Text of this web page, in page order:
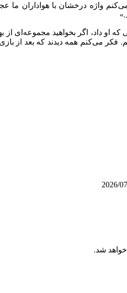
واژه درخشان با هواداران ما
که او داد، اگر بخواهید مجموعه‌ای
فکر می‌کنم همه دیدند که بعد
شد.